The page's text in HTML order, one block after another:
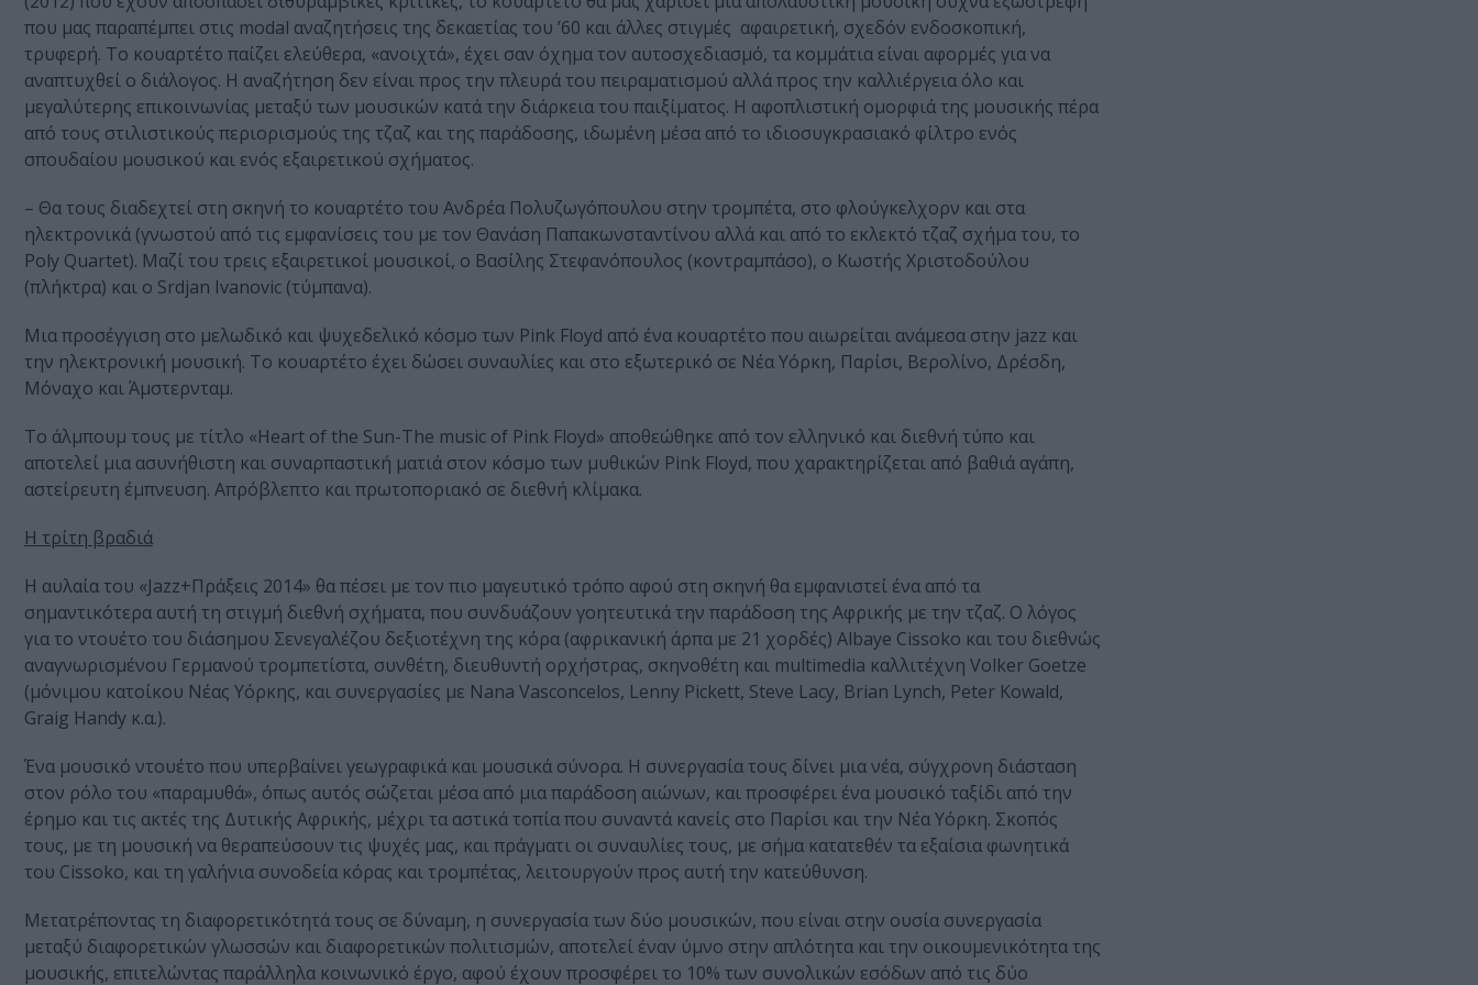
που μας παραπέμπει στις modal αναζητήσεις της δεκαετίας του ’60 και άλλες στιγμές αφαιρετική, σχεδόν ενδοσκοπική,
τρυφερή. Το κουαρτέτο παίζει ελεύθερα, «ανοιχτά», έχει σαν όχημα τον αυτοσχεδιασμό, τα κομμάτια είναι αφορμές για να
αναπτυχθεί ο διάλογος. Η αναζήτηση δεν είναι προς την πλευρά του πειραματισμού αλλά προς την καλλιέργεια όλο και
μεγαλύτερης επικοινωνίας μεταξύ των μουσικών κατά την διάρκεια του παιξίματος. Η αφοπλιστική ομορφιά της μουσικής πέρα
από τους στιλιστικούς περιορισμούς της τζαζ και της παράδοσης, ιδωμένη μέσα από το ιδιοσυγκρασιακό φίλτρο ενός
σπουδαίου μουσικού και ενός εξαιρετικού σχήματος.
– Θα τους διαδεχτεί στη σκηνή το κουαρτέτο του Ανδρέα Πολυζωγόπουλου στην τρομπέτα, στο φλούγκελχορν και στα
ηλεκτρονικά (γνωστού από τις εμφανίσεις του με τον Θανάση Παπακωνσταντίνου αλλά και από το εκλεκτό τζαζ σχήμα του, το
Poly Quartet). Μαζί του τρεις εξαιρετικοί μουσικοί, ο Βασίλης Στεφανόπουλος (κοντραμπάσο), ο Κωστής Χριστοδούλου
(πλήκτρα) και ο Srdjan Ivanovic (τύμπανα).
Μια προσέγγιση στο μελωδικό και ψυχεδελικό κόσμο των Pink Floyd από ένα κουαρτέτο που αιωρείται ανάμεσα στην jazz και
την ηλεκτρονική μουσική. Το κουαρτέτο έχει δώσει συναυλίες και στο εξωτερικό σε Νέα Υόρκη, Παρίσι, Βερολίνο, Δρέσδη,
Μόναχο και Άμστερνταμ.
Το άλμπουμ τους με τίτλο «Heart of the Sun-Τhe music of Pink Floyd» αποθεώθηκε από τον ελληνικό και διεθνή τύπο και
αποτελεί μια ασυνήθιστη και συναρπαστική ματιά στον κόσμο των μυθικών Pink Floyd, που χαρακτηρίζεται από βαθιά αγάπη,
αστείρευτη έμπνευση. Απρόβλεπτο και πρωτοποριακό σε διεθνή κλίμακα.
Η τρίτη βραδιά
Η αυλαία του «Jazz+Πράξεις 2014» θα πέσει με τον πιο μαγευτικό τρόπο αφού στη σκηνή θα εμφανιστεί ένα από τα
σημαντικότερα αυτή τη στιγμή διεθνή σχήματα, που συνδυάζουν γοητευτικά την παράδοση της Αφρικής με την τζαζ. Ο λόγος
για το ντουέτο του διάσημου Σενεγαλέζου δεξιοτέχνη της κόρα (αφρικανική άρπα με 21 χορδές) Albaye Cissoko και του διεθνώς
αναγνωρισμένου Γερμανού τρομπετίστα, συνθέτη, διευθυντή ορχήστρας, σκηνοθέτη και multimedia καλλιτέχνη Volker Goetze
(μόνιμου κατοίκου Νέας Υόρκης, και συνεργασίες με Nana Vasconcelos, Lenny Pickett, Steve Lacy, Brian Lynch, Peter Kowald,
Graig Handy κ.α.).
Ένα μουσικό ντουέτο που υπερβαίνει γεωγραφικά και μουσικά σύνορα. Η συνεργασία τους δίνει μια νέα, σύγχρονη διάσταση
στον ρόλο του «παραμυθά», όπως αυτός σώζεται μέσα από μια παράδοση αιώνων, και προσφέρει ένα μουσικό ταξίδι από την
έρημο και τις ακτές της Δυτικής Αφρικής, μέχρι τα αστικά τοπία που συναντά κανείς στο Παρίσι και την Νέα Υόρκη. Σκοπός
τους, με τη μουσική να θεραπεύσουν τις ψυχές μας, και πράγματι οι συναυλίες τους, με σήμα κατατεθέν τα εξαίσια φωνητικά
του Cissoko, και τη γαλήνια συνοδεία κόρας και τρομπέτας, λειτουργούν προς αυτή την κατεύθυνση.
Μετατρέποντας τη διαφορετικότητά τους σε δύναμη, η συνεργασία των δύο μουσικών, που είναι στην ουσία συνεργασία
μεταξύ διαφορετικών γλωσσών και διαφορετικών πολιτισμών, αποτελεί έναν ύμνο στην απλότητα και την οικουμενικότητα της
μουσικής, επιτελώντας παράλληλα κοινωνικό έργο, αφού έχουν προσφέρει το 10% των συνολικών εσόδων από τις δύο